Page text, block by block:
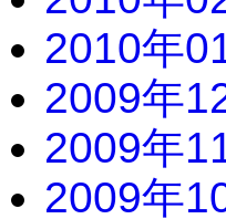
2010年
2009年
2009年
2009年